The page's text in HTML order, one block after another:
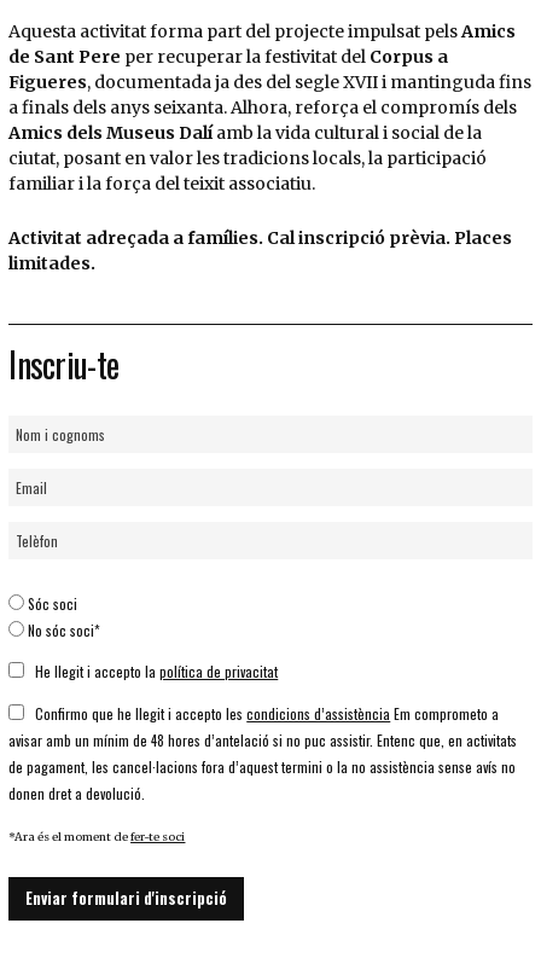
Aquesta activitat forma part del projecte impulsat pelsAmics
de Sant Pere per recuperar la festivitat del Corpus a
Figueres, documentada ja des del segle XVII i mantinguda fins
a finals dels anys seixanta. Alhora, reforça el compromís dels
Amics dels Museus Dalí amb la vida cultural i social de la
ciutat, posant en valor les tradicions locals, la participació
familiar i la força del teixit associatiu.
Activitat adreçada a famílies. Cal inscripció prèvia. Places
limitades.
Inscriu-te
Sóc soci
No sóc soci*
He llegit i accepto lapolítica de privacitat
Confirmo que he llegit i accepto lescondicions d’assistència Em comprometo a
avisar amb un mínim de 48 hores d’antelació si no puc assistir. Entenc que, en activitats
de pagament, les cancel·lacions fora d’aquest termini o la no assistència sense avís no
donen dret a devolució.
*Ara és el moment defer-te soci
Enviar formulari d'inscripció